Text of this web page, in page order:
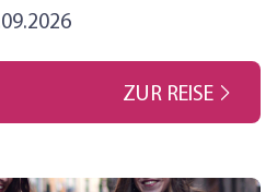
inklusive (Großer
Denkmals (LWL-
ZUR REISE